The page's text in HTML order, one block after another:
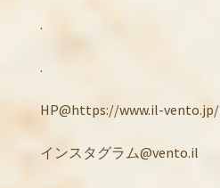
.
.
HP@https://www.il-vento.jp/
インスタグラム@vento.il